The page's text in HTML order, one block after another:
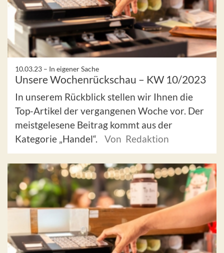
10.03.23 – In eigener Sache
Unsere Wochenrückschau – KW 10/2023
In unserem Rückblick stellen wir Ihnen die
Top-Artikel der vergangenen Woche vor. Der
meistgelesene Beitrag kommt aus der
Kategorie „Handel“.
Von Redaktion